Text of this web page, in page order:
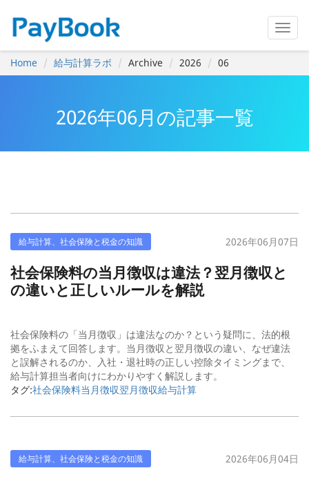
Home 給与計算ラボ Archive 2026 06
2026年06月の記事一覧
給与計算、社会保険と税金の知識 2026年06月07日
社会保険料の当月徴収は違法？翌月徴収と
の違いと正しいルールを解説
社会保険料の「当月徴収」は違法なのか？という疑問に、法的根
拠をふまえて回答します。当月徴収と翌月徴収の違い、なぜ違法
と誤解されるのか、入社・退社時の正しい控除タイミングまで、
給与計算担当者向けにわかりやすく解説します。
タグ:社会保険料当月徴収翌月徴収給与計算
給与計算、社会保険と税金の知識 2026年06月04日